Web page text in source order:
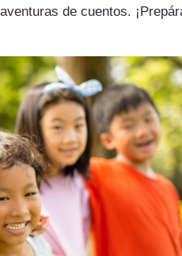
de cuentos.